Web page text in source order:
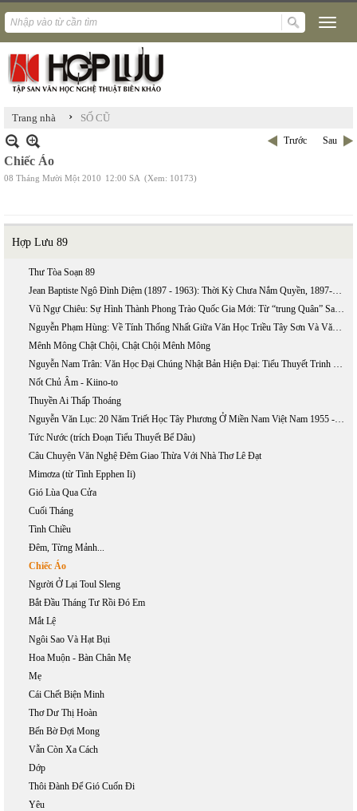
Trang nhà › SỐ CŨ
Trước Sau
Chiếc Áo
08 Tháng Mười Một 2010 12:00 SA (Xem: 10173)
Hợp Lưu 89
Thư Tòa Soạn 89
Jean Baptiste Ngô Đình Diệm (1897 - 1963): Thời Kỳ Chưa Nắm Quyền, 1897-1954 (phần 2)
Vũ Ngự Chiêu: Sự Hình Thành Phong Trào Quốc Gia Mới: Từ “trung Quân” Sang “ái Quốc”
Nguyễn Phạm Hùng: Về Tính Thống Nhất Giữa Văn Học Triều Tây Sơn Và Văn Học Triều Nguyễn
Mênh Mông Chật Chội, Chật Chội Mênh Mông
Nguyễn Nam Trân: Văn Học Đại Chúng Nhật Bản Hiện Đại: Tiểu Thuyết Trinh Thám Và Khoa Học Giả Tưởng
Nốt Chủ Âm - Kiino-to
Thuyền Ai Thấp Thoáng
Nguyễn Văn Lục: 20 Năm Triết Học Tây Phương Ở Miền Nam Việt Nam 1955 - 1975
Tức Nước (trích Đoạn Tiểu Thuyết Bể Dâu)
Câu Chuyện Văn Nghệ Đêm Giao Thừa Với Nhà Thơ Lê Đạt
Mimơza (từ Tình Epphen Ii)
Gió Lùa Qua Cửa
Cuối Tháng
Tình Chiều
Đêm, Từng Mảnh...
Chiếc Áo
Người Ở Lại Toul Sleng
Bắt Đầu Tháng Tư Rồi Đó Em
Mắt Lệ
Ngôi Sao Và Hạt Bụi
Hoa Muộn - Bàn Chân Mẹ
Mẹ
Cái Chết Biện Minh
Thơ Dư Thị Hoàn
Bến Bờ Đợi Mong
Vẫn Còn Xa Cách
Dớp
Thôi Đành Để Gió Cuốn Đi
Yêu